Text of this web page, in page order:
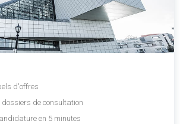
d'offres
de consultation
en 5 minutes